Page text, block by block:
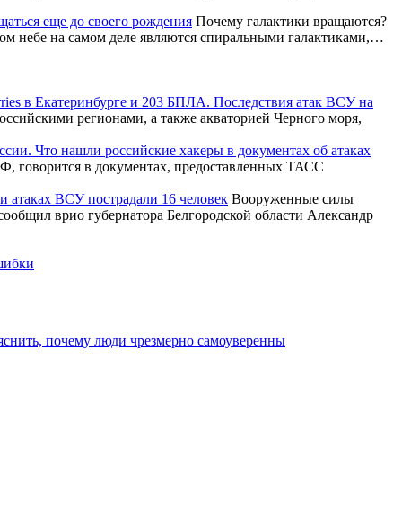
еще до своего рождения Почему галактики вращаются?
небе на самом деле являются спиральными галактиками,…
в Екатеринбурге и 203 БПЛА. Последствия атак ВСУ на
регионами, а также акваторией Черного моря,
Что нашли российские хакеры в документах об атаках
говорится в документах, предоставленных ТАСС
атаках ВСУ пострадали 16 человек Вооруженные силы
врио губернатора Белгородской области Александр
почему люди чрезмерно самоуверенны